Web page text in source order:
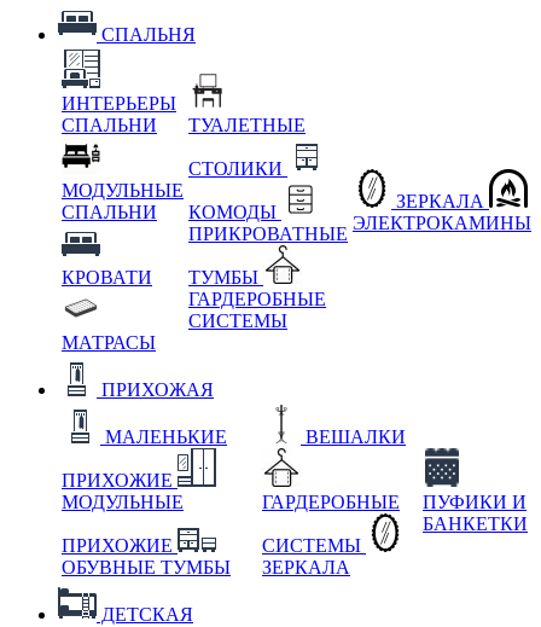
СПАЛЬНЯ
ИНТЕРЬЕРЫ
СПАЛЬНИ
МОДУЛЬНЫЕ
СПАЛЬНИ
КРОВАТИ
МАТРАСЫ
ТУАЛЕТНЫЕ
СТОЛИКИ
КОМОДЫ
ПРИКРОВАТНЫЕ
ТУМБЫ
ГАРДЕРОБНЫЕ
СИСТЕМЫ
ЗЕРКАЛА
ЭЛЕКТРОКАМИНЫ
ПРИХОЖАЯ
МАЛЕНЬКИЕ
ПРИХОЖИЕ
МОДУЛЬНЫЕ
ПРИХОЖИЕ
ОБУВНЫЕ ТУМБЫ
ВЕШАЛКИ
ГАРДЕРОБНЫЕ
СИСТЕМЫ
ЗЕРКАЛА
ПУФИКИ И
БАНКЕТКИ
ДЕТСКАЯ